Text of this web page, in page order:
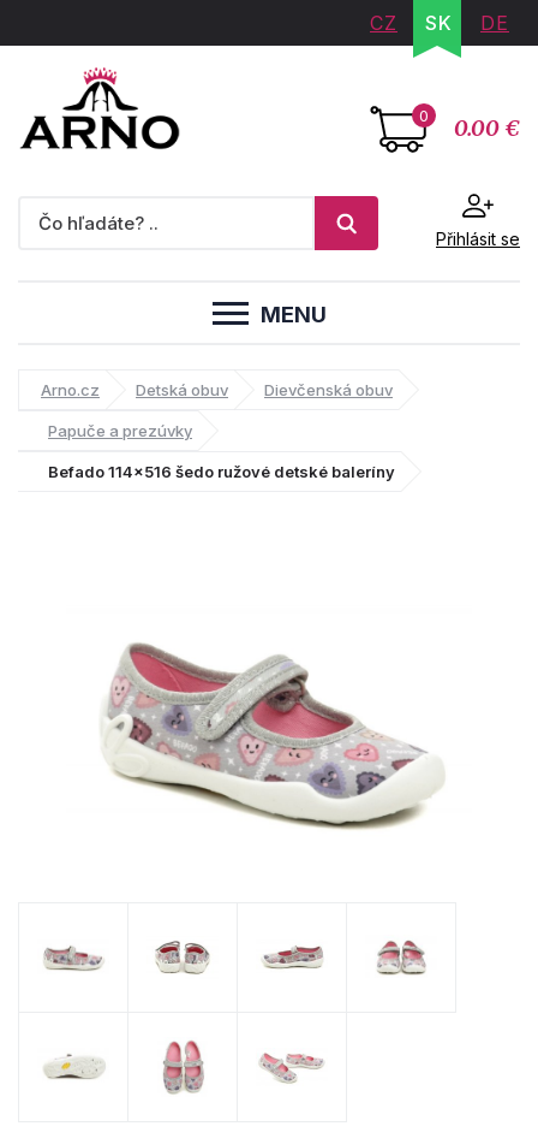
CZ SK DE
0 0.00 €
Přihlásit se
MENU
Arno.cz Detská obuv Dievčenská obuv
Papuče a prezúvky
Befado 114x516 šedo ružové detské baleríny